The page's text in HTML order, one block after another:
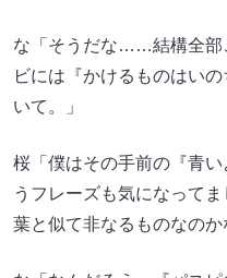
な「そうだな……結構全
ビには『かけるものはい
いて。」
桜「僕はその手前の『青
うフレーズも気になって
葉と似て非なるものなの